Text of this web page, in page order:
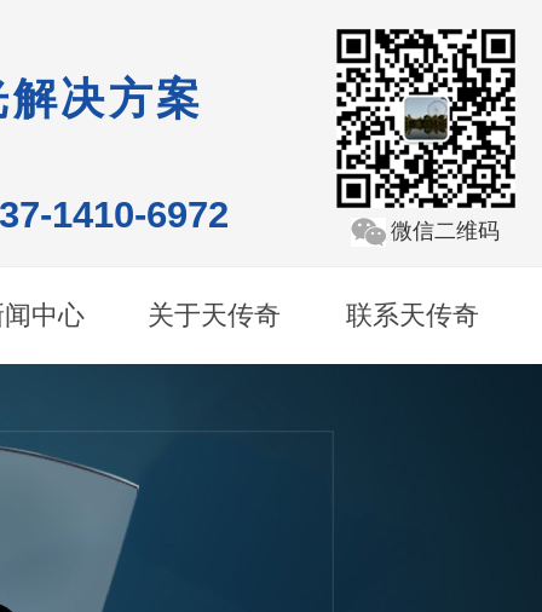
决方案
微信二维码
1410-6972
闻中心 关于天传奇 联系天传奇